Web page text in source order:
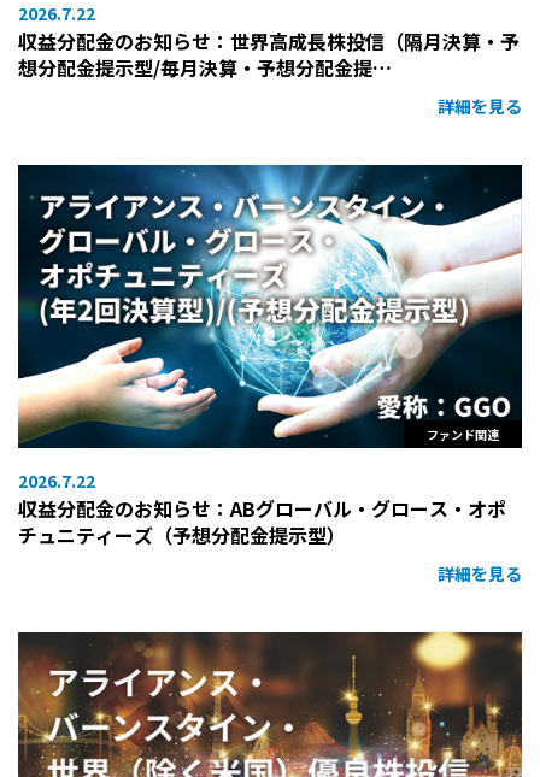
2026.7.22
収益分配金のお知らせ：世界高成長株投信（隔月決算・予
想分配金提示型/毎月決算・予想分配金提…
詳細を見る
ファンド関連
2026.7.22
収益分配金のお知らせ：ABグローバル・グロース・オポ
チュニティーズ（予想分配金提示型）
詳細を見る